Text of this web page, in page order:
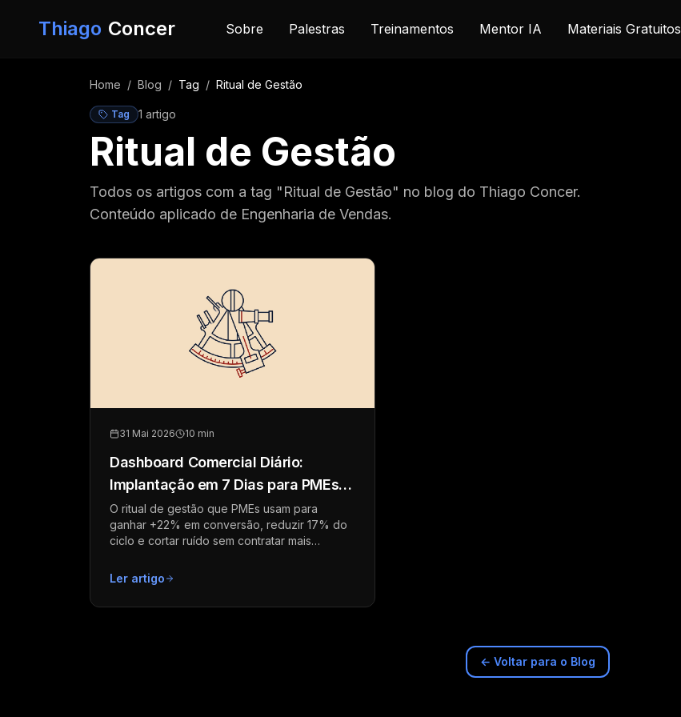
Thiago Concer Sobre Palestras Treinamentos Mentor IA Materiais Gratuitos
Home / Blog / Tag / Ritual de Gestão
Tag 1 artigo
Ritual de Gestão
Todos os artigos com a tag "Ritual de Gestão" no blog do Thiago Concer.
Conteúdo aplicado de Engenharia de Vendas.
31 Mai 2026 10 min
Dashboard Comercial Diário:
Implantação em 7 Dias para PMEs
B2B
O ritual de gestão que PMEs usam para
ganhar +22% em conversão, reduzir 17% do
ciclo e cortar ruído sem contratar mais
Ler artigo
← Voltar para o Blog